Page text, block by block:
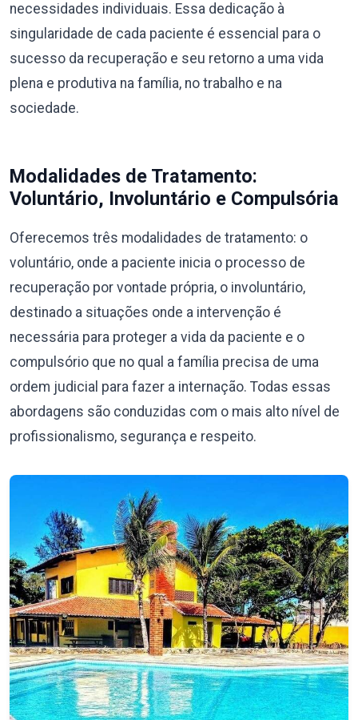
necessidades individuais. Essa dedicação à
singularidade de cada paciente é essencial para o
sucesso da recuperação e seu retorno a uma vida
plena e produtiva na família, no trabalho e na
sociedade.
Modalidades de Tratamento:
Voluntário, Involuntário e Compulsória
Oferecemos três modalidades de tratamento: o
voluntário, onde a paciente inicia o processo de
recuperação por vontade própria, o involuntário,
destinado a situações onde a intervenção é
necessária para proteger a vida da paciente e o
compulsório que no qual a família precisa de uma
ordem judicial para fazer a internação. Todas essas
abordagens são conduzidas com o mais alto nível de
profissionalismo, segurança e respeito.